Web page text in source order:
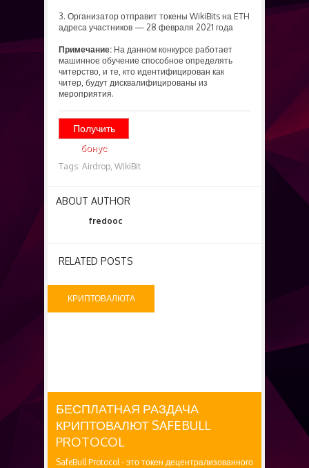
3. Организатор отправит токены WikiBits на ETH
адреса участников — 28 февраля 2021 года
Примечание: На данном конкурсе работает
машинное обучение способное определять
читерство, и те, кто идентифицирован как
читер, будут дисквалифицированы из
мероприятия.
Получить
бонус
Tags: Airdrop, WikiBit
ABOUT AUTHOR
fredooc
RELATED POSTS
КРИПТОВАЛЮТА
БЕСПЛАТНАЯ РАЗДАЧА
КРИПТОВАЛЮТ SAFEBULL
PROTOCOL
SafeBull Protocol - это токен децентрализованного